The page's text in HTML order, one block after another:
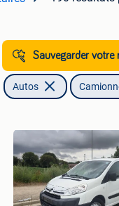
Sauvegarder votre
Autos